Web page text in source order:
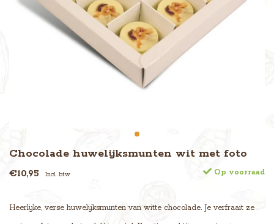
Chocolade huwelijksmunten wit met foto
€10,95 Incl. btw Op voorraad
Heerlijke, verse huwelijksmunten van witte chocolade. Je verfraait ze